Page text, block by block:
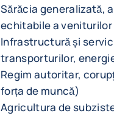
Sărăcia generalizată,
echitabile a
Infrastructură și
transporturilor,
Regim autoritar,
forța de muncă)
Agricultura de